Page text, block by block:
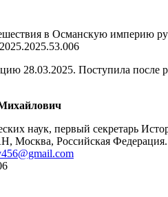
в Османскую империю
28.03.2025. Поступила после
наук, первый секретарь
Москва, Российская Федерация.